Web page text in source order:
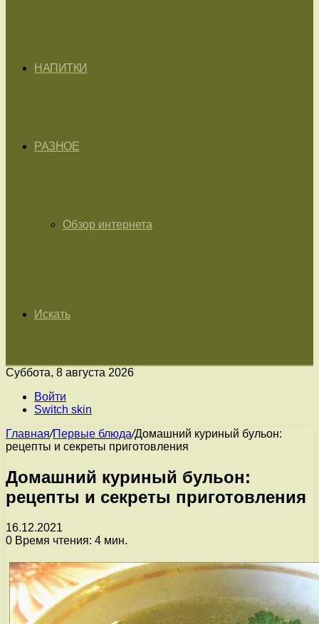
НАПИТКИ
РАЗНОЕ
Обзор интернета
Искать
Суббота, 8 августа 2026
Войти
Switch skin
Главная/Первые блюда/Домашний куриный бульон:
рецепты и секреты приготовления
Домашний куриный бульон:
рецепты и секреты приготовления
16.12.2021
0 Время чтения: 4 мин.